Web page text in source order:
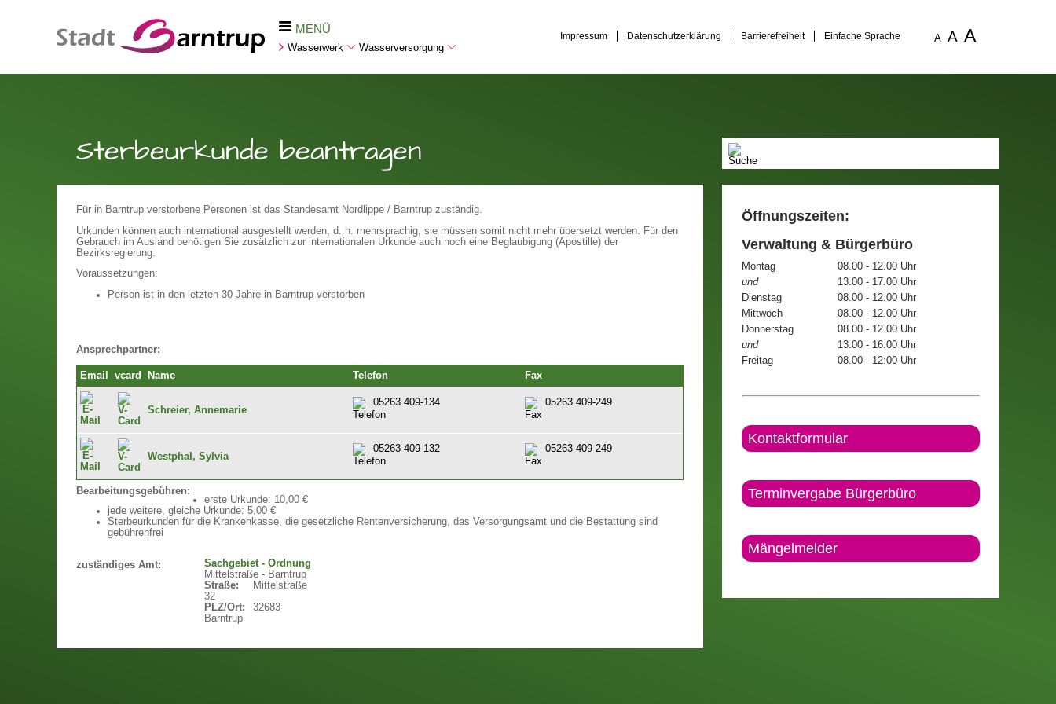
MENÜ
Wasserwerk Wasserversorgung
Impressum Datenschutzerklärung Barrierefreiheit Einfache Sprache A A A
Sterbeurkunde beantragen
Für in Barntrup verstorbene Personen ist das Standesamt Nordlippe / Barntrup zuständig.
Urkunden können auch international ausgestellt werden, d. h. mehrsprachig, sie müssen somit nicht mehr übersetzt werden. Für den
Gebrauch im Ausland benötigen Sie zusätzlich zur internationalen Urkunde auch noch eine Beglaubigung (Apostille) der
Bezirksregierung.
Voraussetzungen:
Person ist in den letzten 30 Jahre in Barntrup verstorben
Ansprechpartner:
Email vcard Name Telefon Fax
Schreier, Annemarie
05263 409-134 05263 409-249
Westphal, Sylvia
05263 409-132 05263 409-249
Bearbeitungsgebühren:
erste Urkunde: 10,00 €
jede weitere, gleiche Urkunde: 5,00 €
Sterbeurkunden für die Krankenkasse, die gesetzliche Rentenversicherung, das Versorgungsamt und die Bestattung sind
gebührenfrei
zuständiges Amt:
Sachgebiet - Ordnung
Mittelstraße - Barntrup
Straße:
Mittelstraße
32
PLZ/Ort:
32683
Barntrup
Öffnungszeiten:
Verwaltung & Bürgerbüro
Montag
08.00 - 12.00 Uhr
und
13.00 - 17.00 Uhr
Dienstag
08.00 - 12.00 Uhr
Mittwoch
08.00 - 12.00 Uhr
Donnerstag
08.00 - 12.00 Uhr
und
13.00 - 16.00 Uhr
Freitag
08.00 - 12:00 Uhr
Kontaktformular
Terminvergabe Bürgerbüro
Mängelmelder